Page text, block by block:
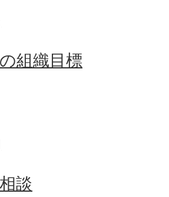
組織目標
談